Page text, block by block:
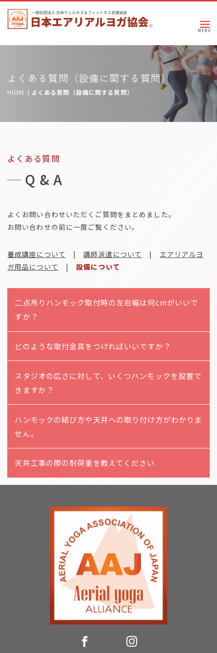
よくある質問（設備に関する質問）
HOME | よくある質問（設備に関する質問）
よくある質問
Q & A
よくお問い合わせいただくご質問をまとめました。
お問い合わせの前に一度ご覧ください。
養成講座について |講師派遣について | エアリアルヨ
ガ用品について
|設備について
二点吊りハンモック取付時の左右幅は何cmがいいで
すか？
どのような取付金具をつければいいですか？
スタジオの広さに対して、いくつハンモックを設置で
きますか？
ハンモックの結び方や天井への取り付け方がわかりま
せん。
天井工事の際の耐荷重を教えてください